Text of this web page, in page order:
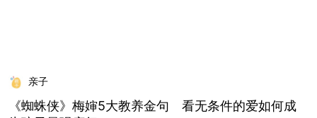
亲子
《蜘蛛侠》梅婶5大教养金句 看无条件的爱如何成